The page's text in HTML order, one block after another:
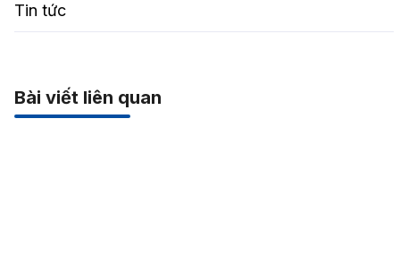
Tin tức
Bài viết liên quan